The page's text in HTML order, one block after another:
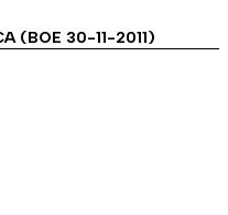
(BOE 30-11-2011)